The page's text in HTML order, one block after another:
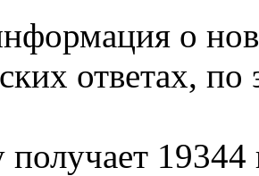
о
ответах, по
получает 19344